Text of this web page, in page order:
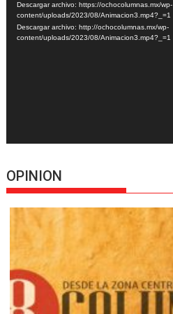
vídeo
Descargar archivo: https://ochocolumnas.mx/wp-
content/uploads/2023/08/Animacion3.mp4?_=1
Descargar archivo: http://ochocolumnas.mx/wp-
content/uploads/2023/08/Animacion3.mp4?_=1
OPINION